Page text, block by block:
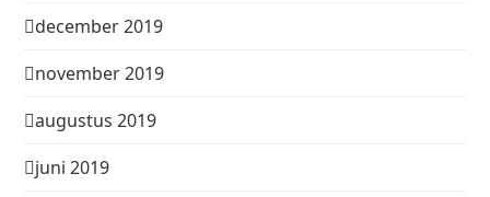
december 2019
november 2019
augustus 2019
juni 2019